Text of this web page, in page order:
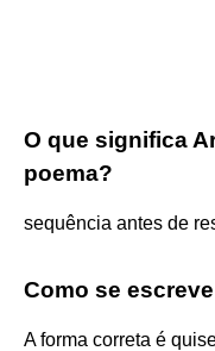
O que significa
poema?
sequência antes de
Como se
A forma correta é